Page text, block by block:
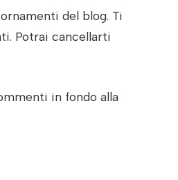
del blog. Ti
Potrai cancellarti
in fondo alla